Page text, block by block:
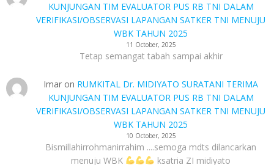
KUNJUNGAN TIM EVALUATOR PUS RB TNI DALAM
VERIFIKASI/OBSERVASI LAPANGAN SATKER TNI MENUJU
WBK TAHUN 2025
11 October, 2025
Tetap semangat tabah sampai akhir
Imar on RUMKITAL Dr. MIDIYATO SURATANI TERIMA
KUNJUNGAN TIM EVALUATOR PUS RB TNI DALAM
VERIFIKASI/OBSERVASI LAPANGAN SATKER TNI MENUJU
WBK TAHUN 2025
10 October, 2025
Bismillahirrohmanirrahim ....semoga mdts dilancarkan
menuju WBK
ksatria ZI midiyato